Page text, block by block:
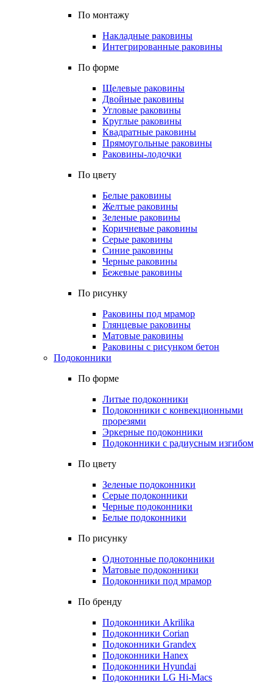
По монтажу
Накладные раковины
Интегрированные раковины
По форме
Щелевые раковины
Двойные раковины
Угловые раковины
Круглые раковины
Квадратные раковины
Прямоугольные раковины
Раковины-лодочки
По цвету
Белые раковины
Желтые раковины
Зеленые раковины
Коричневые раковины
Серые раковины
Синие раковины
Черные раковины
Бежевые раковины
По рисунку
Раковины под мрамор
Глянцевые раковины
Матовые раковины
Раковины с рисунком бетон
Подоконники
По форме
Литые подоконники
Подоконники с конвекционными
прорезями
Эркерные подоконники
Подоконники с радиусным изгибом
По цвету
Зеленые подоконники
Серые подоконники
Черные подоконники
Белые подоконники
По рисунку
Однотонные подоконники
Матовые подоконники
Подоконники под мрамор
По бренду
Подоконники Akrilika
Подоконники Corian
Подоконники Grandex
Подоконники Hanex
Подоконники Hyundai
Подоконники LG Hi-Macs